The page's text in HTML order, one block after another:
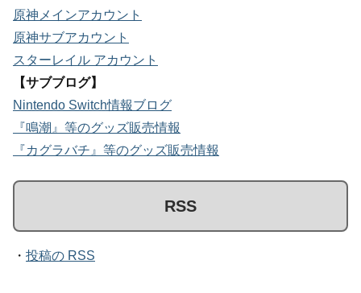
原神メインアカウント
原神サブアカウント
スターレイル アカウント
【サブブログ】
Nintendo Switch情報ブログ
『鳴潮』等のグッズ販売情報
『カグラバチ』等のグッズ販売情報
RSS
・ 投稿の RSS